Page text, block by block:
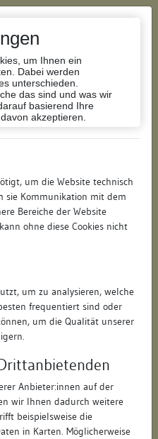
um Ihnen ein
Dabei werden
unterschieden.
das sind und was wir
basierend Ihre
akzeptieren.
um die Website technisch
sie Kommunikation mit dem
Bereiche der Website
ohne diese Cookies nicht
um zu analysieren, welche
frequentiert sind oder
um die Qualität unserer
Anbieter:innen auf der
wir Ihnen dadurch weitere
beispielsweise die
in Karten. Möglicherweise
Restaurierung
Als PDF herunterladen:
Brückengasse
4
78462
Konstanz
Freiburg